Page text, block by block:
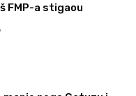
FMP-a stigaou